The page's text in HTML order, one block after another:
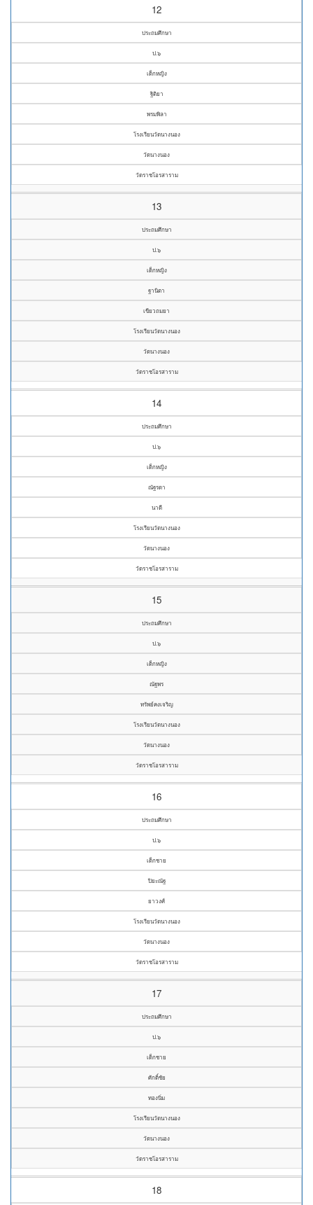
12
ประถมศึกษา
ป.๖
เด็กหญิง
ฐิติยา
พรมพิลา
โรงเรียนวัดนางนอง
วัดนางนอง
วัดราชโอรสาราม
13
ประถมศึกษา
ป.๖
เด็กหญิง
ฐานิตา
เขียวถมยา
โรงเรียนวัดนางนอง
วัดนางนอง
วัดราชโอรสาราม
14
ประถมศึกษา
ป.๖
เด็กหญิง
ณัฐรดา
นาดี
โรงเรียนวัดนางนอง
วัดนางนอง
วัดราชโอรสาราม
15
ประถมศึกษา
ป.๖
เด็กหญิง
ณัฐพร
ทรัพย์คงเจริญ
โรงเรียนวัดนางนอง
วัดนางนอง
วัดราชโอรสาราม
16
ประถมศึกษา
ป.๖
เด็กชาย
ปิยะณัฐ
ยาวงศ์
โรงเรียนวัดนางนอง
วัดนางนอง
วัดราชโอรสาราม
17
ประถมศึกษา
ป.๖
เด็กชาย
ศักดิ์ชัย
ทองนิ่ม
โรงเรียนวัดนางนอง
วัดนางนอง
วัดราชโอรสาราม
18